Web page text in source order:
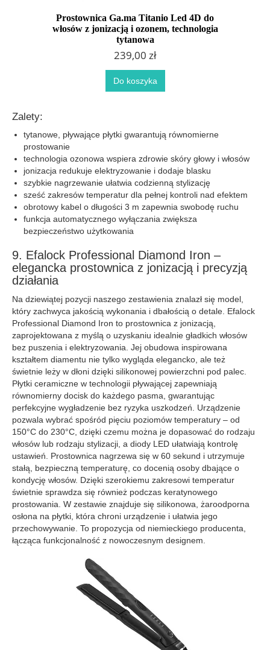
Prostownica Ga.ma Titanio Led 4D do
włosów z jonizacją i ozonem, technologia
tytanowa
239,00 zł
Do koszyka
Zalety:
tytanowe, pływające płytki gwarantują równomierne
prostowanie
technologia ozonowa wspiera zdrowie skóry głowy i włosów
jonizacja redukuje elektryzowanie i dodaje blasku
szybkie nagrzewanie ułatwia codzienną stylizację
sześć zakresów temperatur dla pełnej kontroli nad efektem
obrotowy kabel o długości 3 m zapewnia swobodę ruchu
funkcja automatycznego wyłączania zwiększa
bezpieczeństwo użytkowania
9. Efalock Professional Diamond Iron –
elegancka prostownica z jonizacją i precyzją
działania
Na dziewiątej pozycji naszego zestawienia znalazł się model,
który zachwyca jakością wykonania i dbałością o detale. Efalock
Professional Diamond Iron to prostownica z jonizacją,
zaprojektowana z myślą o uzyskaniu idealnie gładkich włosów
bez puszenia i elektryzowania. Jej obudowa inspirowana
kształtem diamentu nie tylko wygląda elegancko, ale też
świetnie leży w dłoni dzięki silikonowej powierzchni pod palec.
Płytki ceramiczne w technologii pływającej zapewniają
równomierny docisk do każdego pasma, gwarantując
perfekcyjne wygładzenie bez ryzyka uszkodzeń. Urządzenie
pozwala wybrać spośród pięciu poziomów temperatury – od
150°C do 230°C, dzięki czemu można je dopasować do rodzaju
włosów lub rodzaju stylizacji, a diody LED ułatwiają kontrolę
ustawień. Prostownica nagrzewa się w 60 sekund i utrzymuje
stałą, bezpieczną temperaturę, co docenią osoby dbające o
kondycję włosów. Dzięki szerokiemu zakresowi temperatur
świetnie sprawdza się również podczas keratynowego
prostowania. W zestawie znajduje się silikonowa, żaroodporna
osłona na płytki, która chroni urządzenie i ułatwia jego
przechowywanie. To propozycja od niemieckiego producenta,
łącząca funkcjonalność z nowoczesnym designem.